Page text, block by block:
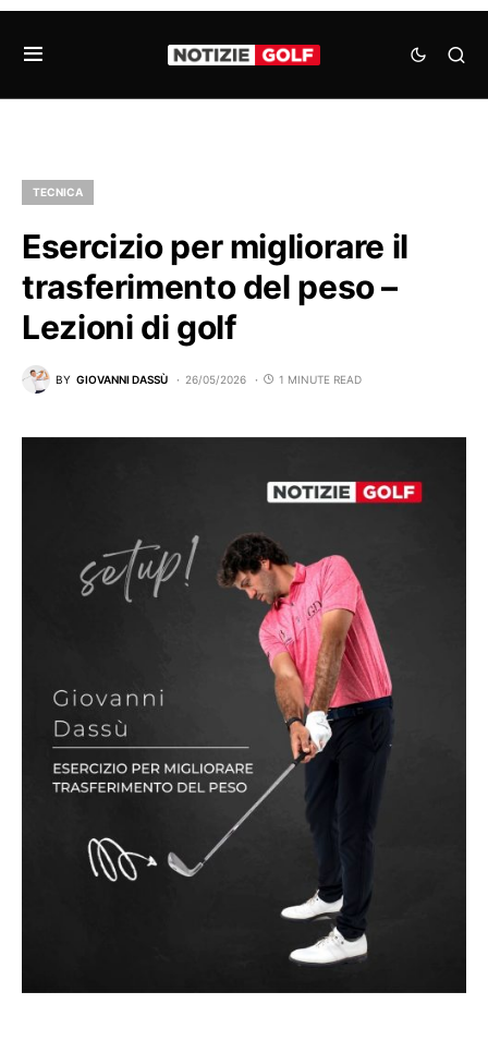
TECNICA
Esercizio per migliorare il
trasferimento del peso –
Lezioni di golf
BY GIOVANNI DASSÙ 26/05/2026 1 MINUTE READ